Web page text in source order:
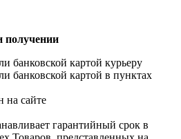
получении
банковской картой курьеру
банковской картой в пунктах
на сайте
гарантийный срок в